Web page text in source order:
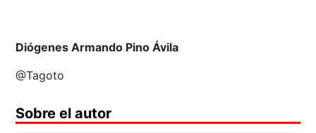
Diógenes Armando Pino Ávila
@Tagoto
Sobre el autor